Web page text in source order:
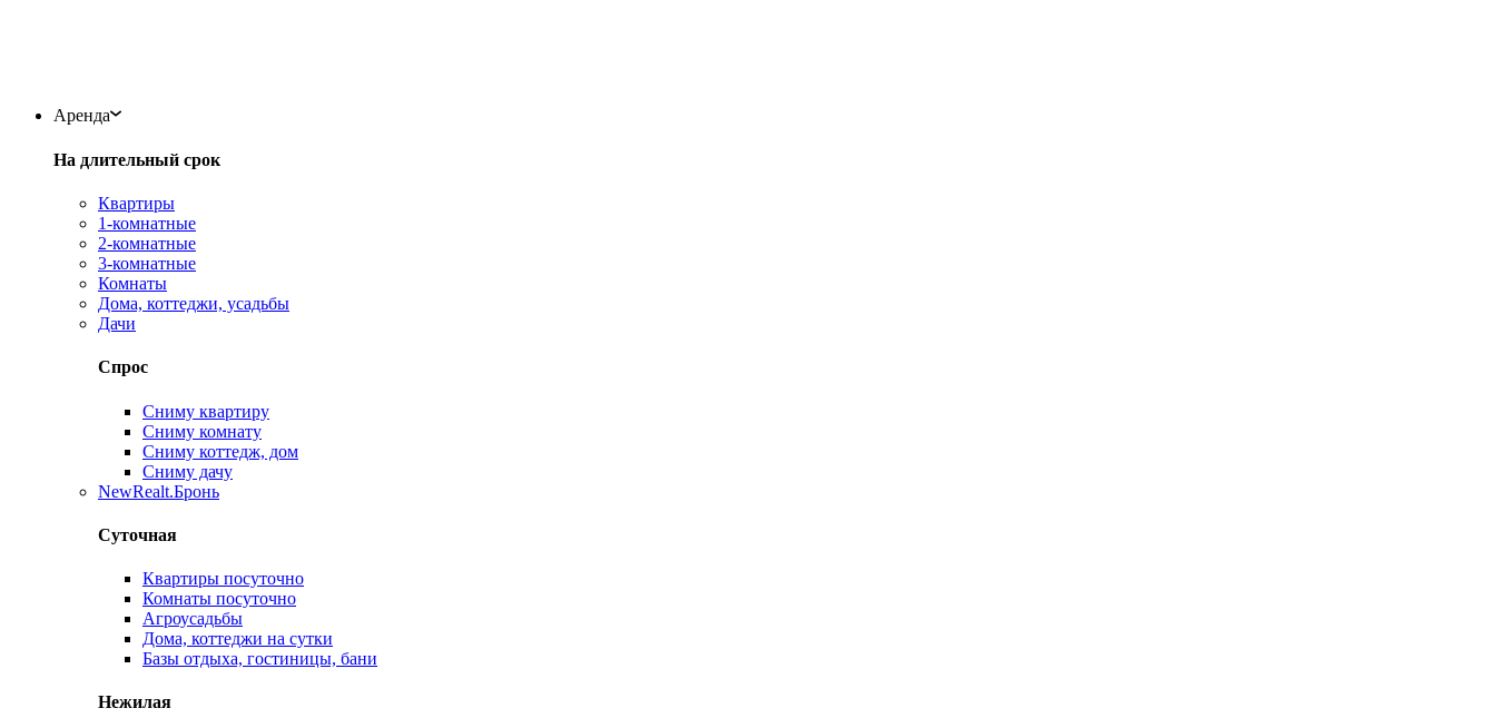
Аренда
На длительный срок
Квартиры
1-комнатные
2-комнатные
3-комнатные
Комнаты
Дома, коттеджи, усадьбы
Дачи
Спрос
Сниму квартиру
Сниму комнату
Сниму коттедж, дом
Сниму дачу
NewRealt.Бронь
Суточная
Квартиры посуточно
Комнаты посуточно
Агроусадьбы
Дома, коттеджи на сутки
Базы отдыха, гостиницы, бани
Нежилая